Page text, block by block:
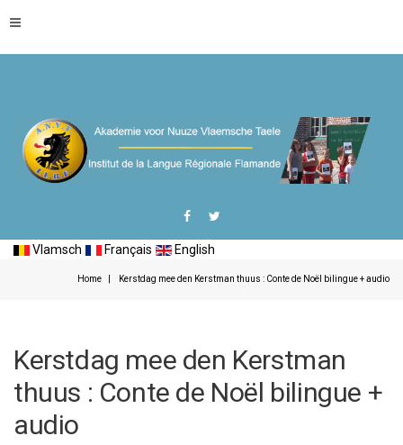
Vlamsch Français English
Home Kerstdag mee den Kerstman thuus : Conte de Noël bilingue + audio
Kerstdag mee den Kerstman
thuus : Conte de Noël bilingue +
audio